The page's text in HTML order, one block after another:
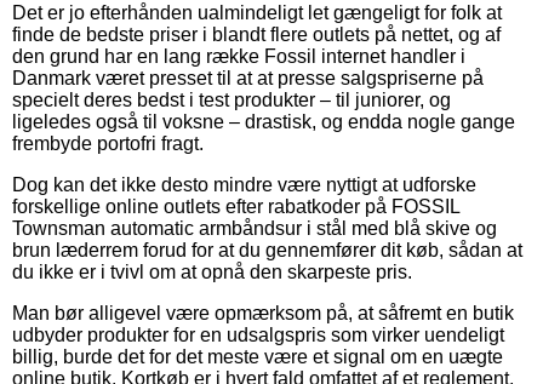
Det er jo efterhånden ualmindeligt let gængeligt for folk at
finde de bedste priser i blandt flere outlets på nettet, og af
den grund har en lang række Fossil internet handler i
Danmark været presset til at at presse salgspriserne på
specielt deres bedst i test produkter – til juniorer, og
ligeledes også til voksne – drastisk, og endda nogle gange
frembyde portofri fragt.
Dog kan det ikke desto mindre være nyttigt at udforske
forskellige online outlets efter rabatkoder på FOSSIL
Townsman automatic armbåndsur i stål med blå skive og
brun læderrem forud for at du gennemfører dit køb, sådan at
du ikke er i tvivl om at opnå den skarpeste pris.
Man bør alligevel være opmærksom på, at såfremt en butik
udbyder produkter for en udsalgspris som virker uendeligt
billig, burde det for det meste være et signal om en uægte
online butik. Kortkøb er i hvert fald omfattet af et reglement,